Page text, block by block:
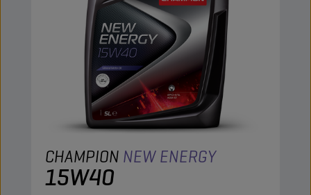
CHAMPION NEW ENERGY
15W40